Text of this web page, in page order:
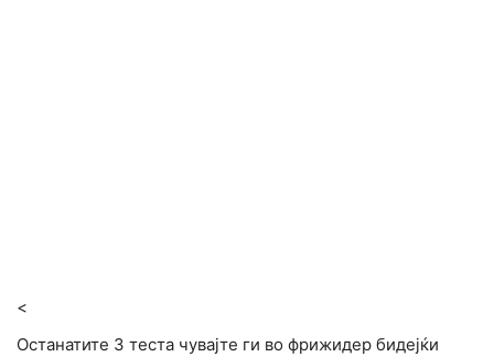
<
Останатите 3 теста чувајте ги во фрижидер бидејќи